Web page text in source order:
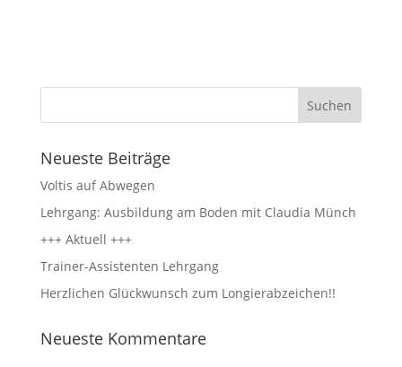
Neueste Beiträge
Voltis auf Abwegen
Lehrgang: Ausbildung am Boden mit Claudia Münch
+++ Aktuell +++
Trainer-Assistenten Lehrgang
Herzlichen Glückwunsch zum Longierabzeichen!!
Neueste Kommentare